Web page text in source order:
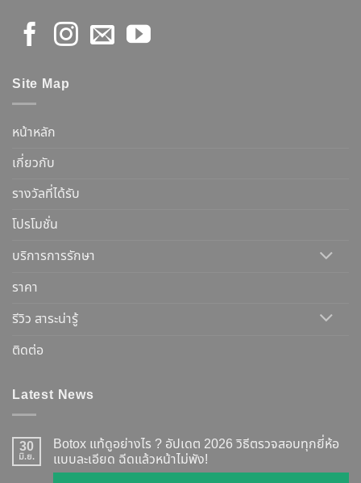
Site Map
หน้าหลัก
เกี่ยวกับ
รางวัลที่ได้รับ
โปรโมชั่น
บริการการรักษา
ราคา
รีวิว สาระน่ารู้
ติดต่อ
Latest News
30
มิ.ย.
Botox แท้ดูอย่างไร ? อัปเดต 2026 วิธีตรวจสอบทุกยี่ห้อ
แบบละเอียด ฉีดแล้วหน้าไม่พัง!